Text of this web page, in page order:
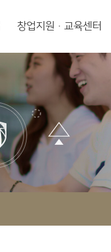
창업지원·교육센터